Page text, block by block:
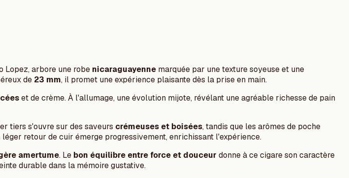
Lopez, arbore une robe nicaraguayenne marquée par une texture soyeuse et une
de 23 mm, il promet une expérience plaisante dès la prise en main.
et de crème. À l'allumage, une évolution mijote, révélant une agréable richesse de pain
tiers s'ouvre sur des saveurs crémeuses et boisées, tandis que les arômes de poche
retour de cuir émerge progressivement, enrichissant l'expérience.
amertume. Le bon équilibre entre force et douceur donne à ce cigare son caractère
durable dans la mémoire gustative.